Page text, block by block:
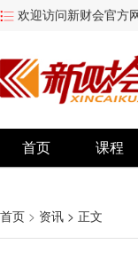
欢迎访问新财会官方
首页 课程
首页 > 资讯 > 正文